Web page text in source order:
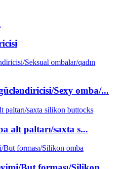
Sexy omba/...
alt paltarı/saxta s...